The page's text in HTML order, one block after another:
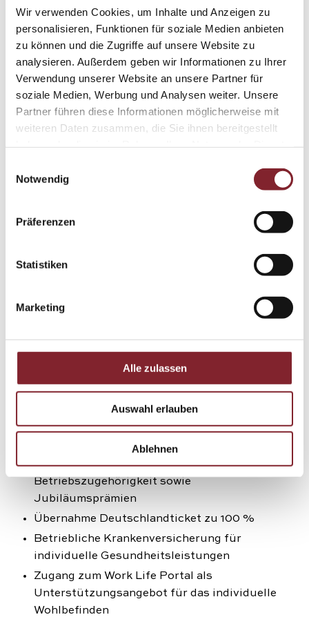
Wir verwenden Cookies, um Inhalte und Anzeigen zu
personalisieren, Funktionen für soziale Medien anbieten
zu können und die Zugriffe auf unsere Website zu
analysieren. Außerdem geben wir Informationen zu Ihrer
Verwendung unserer Website an unsere Partner für
soziale Medien, Werbung und Analysen weiter. Unsere
Partner führen diese Informationen möglicherweise mit
weiteren Daten zusammen, die Sie ihnen bereitgestellt
Notwendig
Präferenzen
Statistiken
Marketing
Alle zulassen
Auswahl erlauben
Ablehnen
Persönlicher Empfang und Betreuung
unserer Kund:innen beim Eintritt ins Geschäft
und während möglicher Wartezeiten
Ihre Qualifikationen
Abgeschlossene kaufmännische Ausbildung
sowie Erfahrung im gehobenen Einzelhandel
Fundierte Fachkenntnisse - insbesondere im
Hinblick auf die Besonderheiten hochwertiger
Markenuhren
Sicherer Umgang mit MS-Office sowie NAV-
Sehr gute Kommunikationsfähigkeiten und
Unsere Benefits für Sie
Unbefristete Festanstellung in Vollzeit
Attraktive Serviceprämien
Wochenarbeitszeit beträgt 37,5 Stunden
30 Tage Urlaub pro Jahr bei einer 5-Tage
Zusätzliche Urlaubstage mit wachsender
Betriebszugehörigkeit sowie
Jubiläumsprämien
Übernahme Deutschlandticket zu 100 %
Betriebliche Krankenversicherung für
individuelle Gesundheitsleistungen
Zugang zum Work Life Portal als
Unterstützungsangebot für das individuelle
Wohlbefinden